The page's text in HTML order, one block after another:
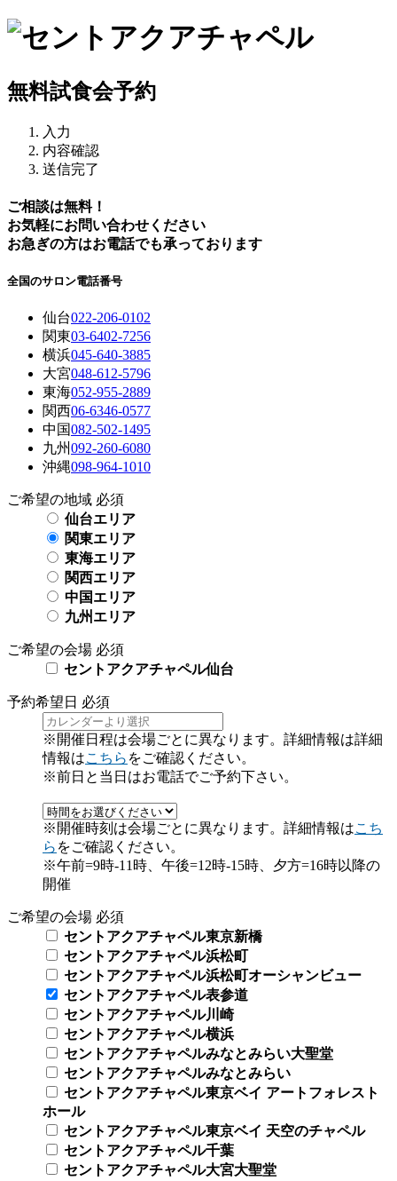
無料試食会予約
入力
内容確認
送信完了
ご相談は無料！
お気軽にお問い合わせください
お急ぎの方はお電話でも承っております
全国のサロン電話番号
仙台022-206-0102
関東03-6402-7256
横浜045-640-3885
大宮048-612-5796
東海052-955-2889
関西06-6346-0577
中国082-502-1495
九州092-260-6080
沖縄098-964-1010
ご希望の地域 必須
仙台エリア
関東エリア
東海エリア
関西エリア
中国エリア
九州エリア
ご希望の会場 必須
セントアクアチャペル仙台
予約希望日 必須
※開催日程は会場ごとに異なります。詳細情報は詳細
情報はこちら をご確認ください。
※前日と当日はお電話でご予約下さい。
※開催時刻は会場ごとに異なります。詳細情報はこち
ら をご確認ください。
※午前=9時-11時、午後=12時-15時、夕方=16時以降の
開催
ご希望の会場 必須
セントアクアチャペル東京新橋
セントアクアチャペル浜松町
セントアクアチャペル浜松町オーシャンビュー
セントアクアチャペル表参道
セントアクアチャペル川崎
セントアクアチャペル横浜
セントアクアチャペルみなとみらい大聖堂
セントアクアチャペルみなとみらい
セントアクアチャペル東京ベイ アートフォレスト
ホール
セントアクアチャペル東京ベイ 天空のチャペル
セントアクアチャペル千葉
セントアクアチャペル大宮大聖堂